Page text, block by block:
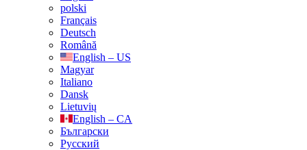
polski
Français
Deutsch
Română
English – US
Magyar
Italiano
Dansk
Lietuvių
English – CA
Български
Русский